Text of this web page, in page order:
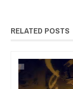
RELATED POSTS
EXTRANOTIX MISTERIO